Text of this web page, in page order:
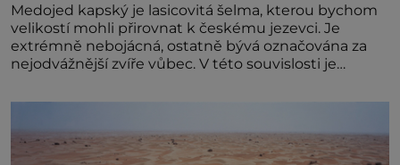
Medojed kapský je lasicovitá šelma, kterou bychom
velikostí mohli přirovnat k českému jezevci. Je
extrémně nebojácná, ostatně bývá označována za
nejodvážnější zvíře vůbec. V této souvislosti je